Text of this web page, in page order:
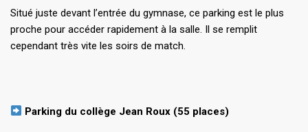
Situé juste devant l’entrée du gymnase, ce parking est le plus
proche pour accéder rapidement à la salle. Il se remplit
cependant très vite les soirs de match.
Parking du collège Jean Roux (55 places)